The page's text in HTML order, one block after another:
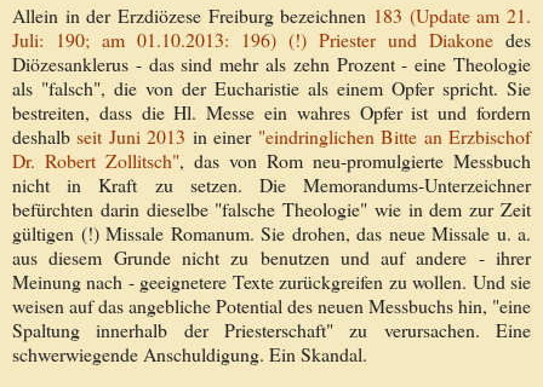
Allein in der Erzdiözese Freiburg bezeichnen 183 (Update am 21.
Juli: 190; am 01.10.2013: 196) (!) Priester und Diakone des
Diözesanklerus - das sind mehr als zehn Prozent - eine Theologie
als "falsch", die von der Eucharistie als einem Opfer spricht. Sie
bestreiten, dass die Hl. Messe ein wahres Opfer ist und fordern
deshalbseit Juni 2013 in einer "ein­dring­li­chen Bitte an Erz­bi­schof
Dr. Robert Zol­litsch", das von Rom neu-promulgierte Messbuch
nicht in Kraft zu setzen. Die Memorandums-Unterzeichner
befürchten darin dieselbe "falsche Theologie" wie in dem zur Zeit
gültigen (!) Missale Romanum. Sie drohen, das neue Missale u. a.
aus diesem Grunde nicht zu benutzen und auf andere - ihrer
Meinung nach - geeignetere Texte zurückgreifen zu wollen. Und sie
weisen auf das angebliche Potential des neuen Messbuchs hin, "eine
Spaltung innerhalb der Priesterschaft" zu verursachen. Eine
schwerwiegende Anschuldigung. Ein Skandal.